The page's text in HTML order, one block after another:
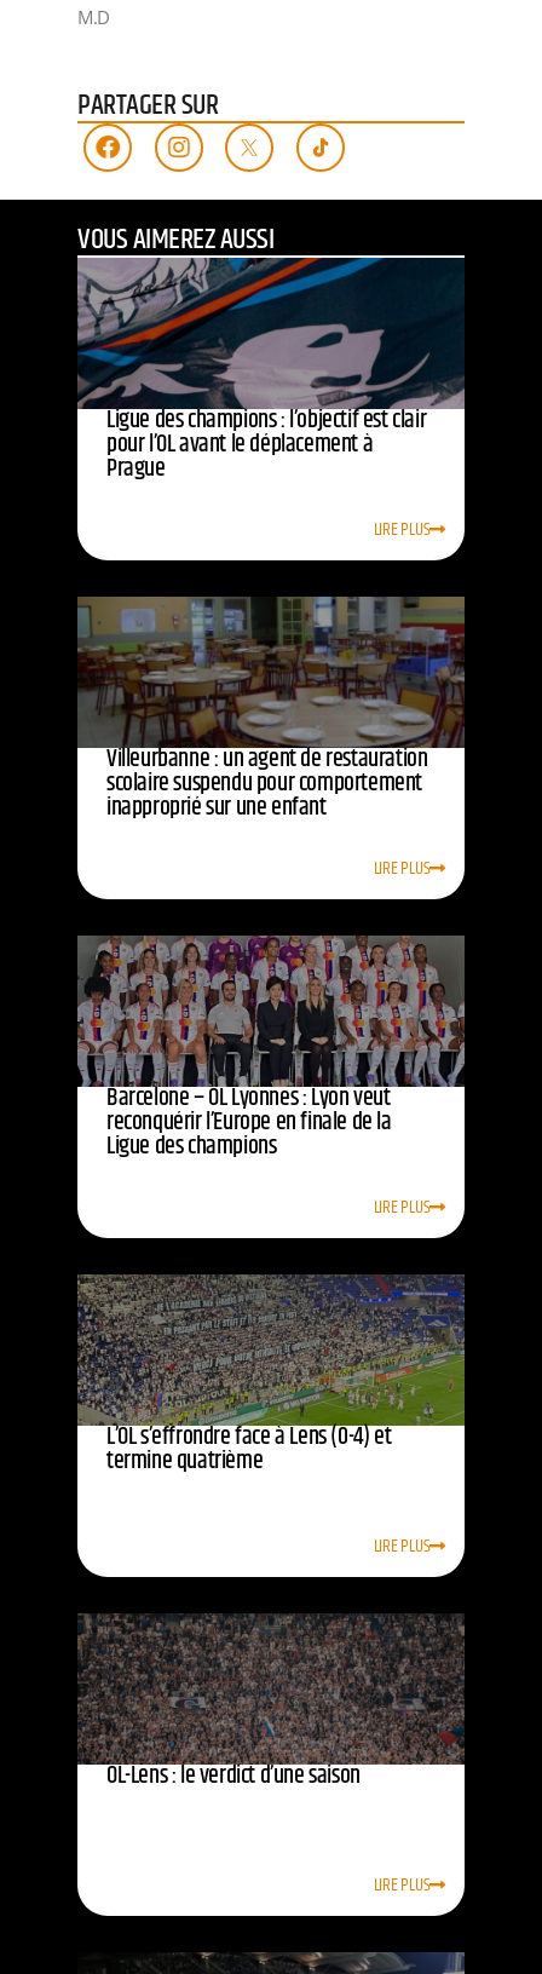
M.D
PARTAGER SUR
VOUS AIMEREZ AUSSI
Ligue des champions : l’objectif est clair
pour l’OL avant le déplacement à
Prague
LIRE PLUS
Villeurbanne : un agent de restauration
scolaire suspendu pour comportement
inapproprié sur une enfant
LIRE PLUS
Barcelone – OL Lyonnes : Lyon veut
reconquérir l’Europe en finale de la
Ligue des champions
LIRE PLUS
L’OL s’effrondre face à Lens (0-4) et
termine quatrième
LIRE PLUS
OL-Lens : le verdict d’une saison
LIRE PLUS